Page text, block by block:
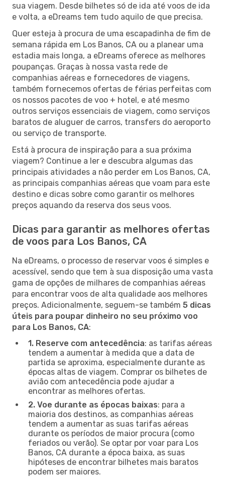
sua viagem. Desde bilhetes só de ida até voos de ida
e volta, a eDreams tem tudo aquilo de que precisa.
Quer esteja à procura de uma escapadinha de fim de
semana rápida em Los Banos, CA ou a planear uma
estadia mais longa, a eDreams oferece as melhores
poupanças. Graças à nossa vasta rede de
companhias aéreas e fornecedores de viagens,
também fornecemos ofertas de férias perfeitas com
os nossos pacotes de voo + hotel, e até mesmo
outros serviços essenciais de viagem, como serviços
baratos de aluguer de carros, transfers do aeroporto
ou serviço de transporte.
Está à procura de inspiração para a sua próxima
viagem? Continue a ler e descubra algumas das
principais atividades a não perder em Los Banos, CA,
as principais companhias aéreas que voam para este
destino e dicas sobre como garantir os melhores
preços aquando da reserva dos seus voos.
Dicas para garantir as melhores ofertas
de voos para Los Banos, CA
Na eDreams, o processo de reservar voos é simples e
acessível, sendo que tem à sua disposição uma vasta
gama de opções de milhares de companhias aéreas
para encontrar voos de alta qualidade aos melhores
preços. Adicionalmente, seguem-se também 5 dicas
úteis para poupar dinheiro no seu próximo voo
para Los Banos, CA:
1. Reserve com antecedência: as tarifas aéreas
tendem a aumentar à medida que a data de
partida se aproxima, especialmente durante as
épocas altas de viagem. Comprar os bilhetes de
avião com antecedência pode ajudar a
encontrar as melhores ofertas.
2. Voe durante as épocas baixas: para a
maioria dos destinos, as companhias aéreas
tendem a aumentar as suas tarifas aéreas
durante os períodos de maior procura (como
feriados ou verão). Se optar por voar para Los
Banos, CA durante a época baixa, as suas
hipóteses de encontrar bilhetes mais baratos
podem ser maiores.